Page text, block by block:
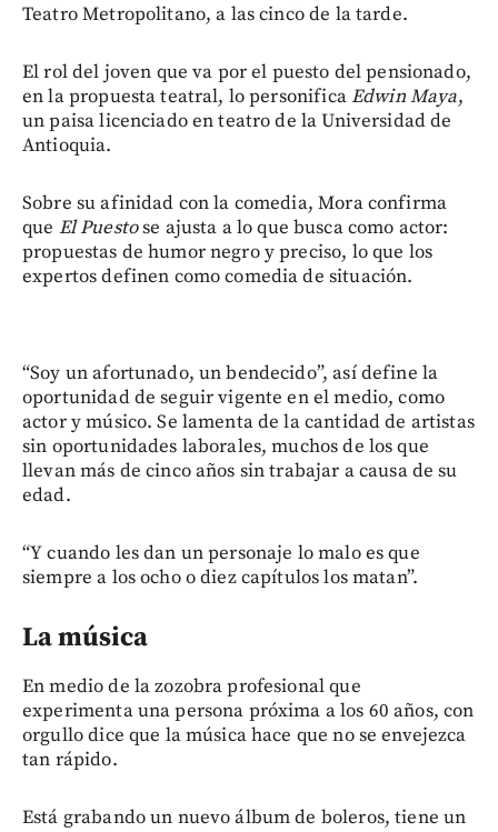
Teatro Metropolitano, a las cinco de la tarde.
El rol del joven que va por el puesto del pensionado,
en la propuesta teatral, lo personificaEdwin Maya,
un paisa licenciado en teatro de la Universidad de
Antioquia.
Sobre su afinidad con la comedia, Mora confirma
que El Puestose ajusta a lo que busca como actor:
propuestas de humor negro y preciso, lo que los
expertos definen como comedia de situación.
“Soy un afortunado, un bendecido”, así define la
oportunidad de seguir vigente en el medio, como
actor y músico. Se lamenta de la cantidad de artistas
sin oportunidades laborales, muchos de los que
llevan más de cinco años sin trabajar a causa de su
edad.
“Y cuando les dan un personaje lo malo es que
siempre a los ocho o diez capítulos los matan”.
La música
En medio de la zozobra profesional que
experimenta una persona próxima a los 60 años, con
orgullo dice que la música hace que no se envejezca
tan rápido.
Está grabando un nuevo álbum de boleros, tiene un